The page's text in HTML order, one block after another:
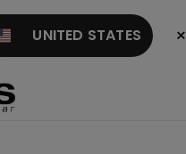
UNITED STATES ×